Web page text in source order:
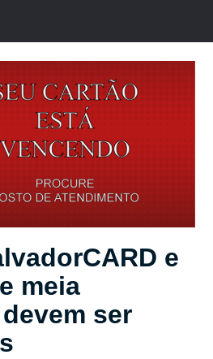
e
meia
ser